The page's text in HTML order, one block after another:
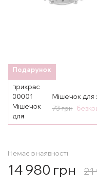
Подарунок
Мішечок для
73 грн
Немає в наявності
14 980 грн